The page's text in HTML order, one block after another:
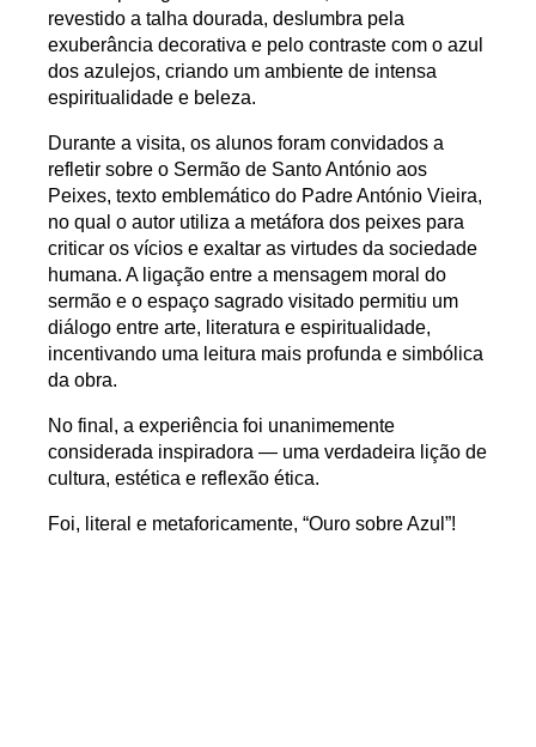
revestido a talha dourada, deslumbra pela
exuberância decorativa e pelo contraste com o azul
dos azulejos, criando um ambiente de intensa
espiritualidade e beleza.
Durante a visita, os alunos foram convidados a
refletir sobre o Sermão de Santo António aos
Peixes, texto emblemático do Padre António Vieira,
no qual o autor utiliza a metáfora dos peixes para
criticar os vícios e exaltar as virtudes da sociedade
humana. A ligação entre a mensagem moral do
sermão e o espaço sagrado visitado permitiu um
diálogo entre arte, literatura e espiritualidade,
incentivando uma leitura mais profunda e simbólica
da obra.
No final, a experiência foi unanimemente
considerada inspiradora — uma verdadeira lição de
cultura, estética e reflexão ética.
Foi, literal e metaforicamente, “Ouro sobre Azul”!